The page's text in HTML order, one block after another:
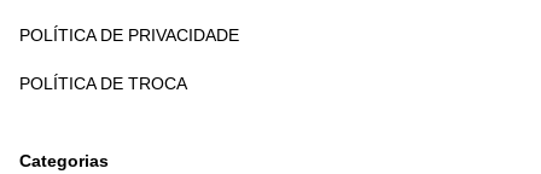
POLÍTICA DE PRIVACIDADE
POLÍTICA DE TROCA
Categorias